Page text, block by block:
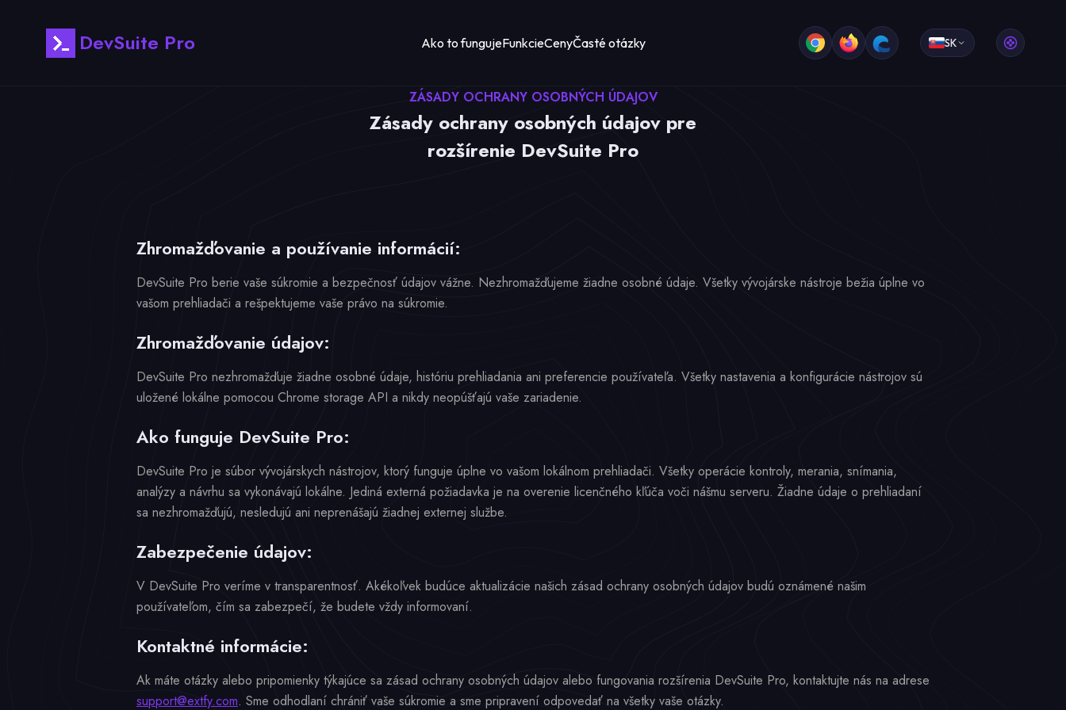
DevSuite Pro Ako to fungujeFunkcieCenyČasté otázky SK
ZÁSADY OCHRANY OSOBNÝCH ÚDAJOV
Zásady ochrany osobných údajov pre
rozšírenie DevSuite Pro
Zhromažďovanie a používanie informácií:
DevSuite Pro berie vaše súkromie a bezpečnosť údajov vážne. Nezhromažďujeme žiadne osobné údaje. Všetky vývojárske nástroje bežia úplne vo
vašom prehliadači a rešpektujeme vaše právo na súkromie.
Zhromažďovanie údajov:
DevSuite Pro nezhromažďuje žiadne osobné údaje, históriu prehliadania ani preferencie používateľa. Všetky nastavenia a konfigurácie nástrojov sú
uložené lokálne pomocou Chrome storage API a nikdy neopúšťajú vaše zariadenie.
Ako funguje DevSuite Pro:
DevSuite Pro je súbor vývojárskych nástrojov, ktorý funguje úplne vo vašom lokálnom prehliadači. Všetky operácie kontroly, merania, snímania,
analýzy a návrhu sa vykonávajú lokálne. Jediná externá požiadavka je na overenie licenčného kľúča voči nášmu serveru. Žiadne údaje o prehliadaní
sa nezhromažďujú, nesledujú ani neprenášajú žiadnej externej službe.
Zabezpečenie údajov:
V DevSuite Pro veríme v transparentnosť. Akékoľvek budúce aktualizácie našich zásad ochrany osobných údajov budú oznámené našim
používateľom, čím sa zabezpečí, že budete vždy informovaní.
Kontaktné informácie:
Ak máte otázky alebo pripomienky týkajúce sa zásad ochrany osobných údajov alebo fungovania rozšírenia DevSuite Pro, kontaktujte nás na adrese
support@extfy.com. Sme odhodlaní chrániť vaše súkromie a sme pripravení odpovedať na všetky vaše otázky.